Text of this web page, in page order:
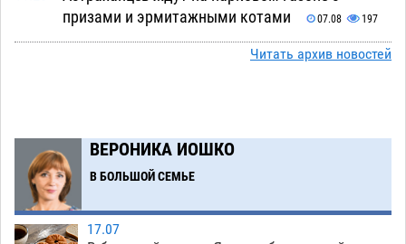
призами и эрмитажными котами
07.08 197
Астраханский суд встал на сторону МЧС в
гандболисты уступили казанским «драконам»
09:25
Все пострадавшие при пожаре на
Краснодарской в Астрахани скончались
Читать архив новостей
ВЕРОНИКА ИОШКО
В БОЛЬШОЙ СЕМЬЕ
17.07